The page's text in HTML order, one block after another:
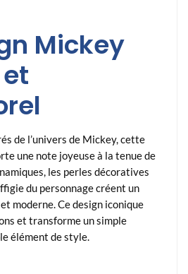
Mickey
de l’univers de Mickey, cette
une note joyeuse à la tenue de
les perles décoratives
du personnage créent un
moderne. Ce design iconique
et transforme un simple
élément de style.